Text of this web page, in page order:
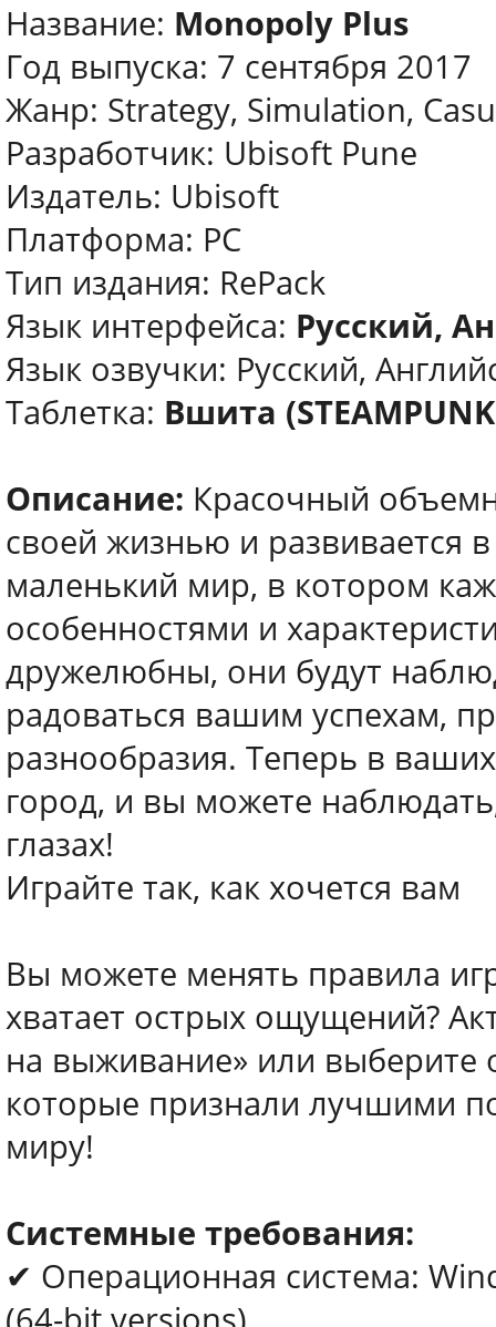
Название: Monopoly Plus
Год выпуска: 7 сентября 2017
Жанр: Strategy, Simulation,
Разработчик: Ubisoft Pune
Издатель: Ubisoft
Платформа: PC
Тип издания: RePack
Язык интерфейса: Русский,
Язык озвучки: Русский,
Таблетка: Вшита
Описание: Красочный
своей жизнью и развивается
маленький мир, в котором
особенностями и
дружелюбны, они будут
радоваться вашим успехам,
разнообразия. Теперь в
город, и вы можете
глазах!
Играйте так, как хочется вам
Вы можете менять правила
хватает острых ощущений?
на выживание» или выберите
которые признали лучшими
миру!
Системные требования:
✔ Операционная система: